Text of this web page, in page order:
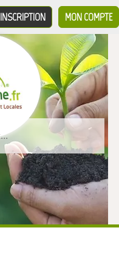
MON COMPTE
INSCRIPTION